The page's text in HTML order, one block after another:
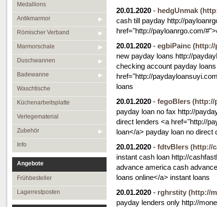
Medallions
Antikmarmor
Römischer Verband
Marmorschale
Duschwannen
Badewanne
Waschtische
Küchenarbeitsplatte
Verlegematerial
Zubehör
Info
Angebote
Frühbesteller
Lagerrestposten
20.01.2020 - hedgUnmak
cash till payday http://
href="http://payloanrgo.com/
20.01.2020 - egbiPainc (http://
new payday loans http://
checking account payday
href="http://
loans
20.01.2020 - fegoBlers (http://
payday loan no fax http://
direct lenders <a href="http://
loan</a> payday loan no direct
20.01.2020 - fdtvBlers (http://
instant cash loan http://
advance america cash
loans online</a> instant loans
20.01.2020 - rghrstity (http://
payday lenders only http://